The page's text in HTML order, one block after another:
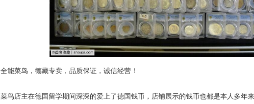
全能菜鸟，德藏专卖，品质保证，诚信经营！
菜鸟店主在德国留学期间深深的爱上了德国钱币，店铺展示的钱币也都是本人多年